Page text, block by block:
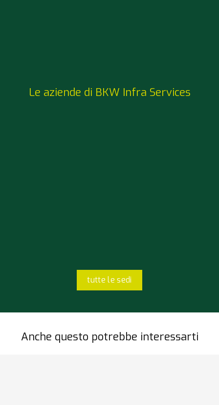
Le aziende di BKW Infra Services
tutte le sedi
Anche questo potrebbe interessarti